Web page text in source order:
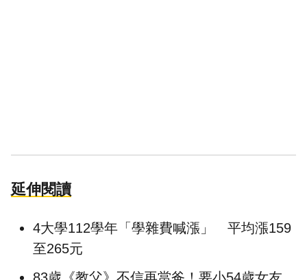
延伸閱讀
4大學112學年「學雜費喊漲」 平均漲159
至265元